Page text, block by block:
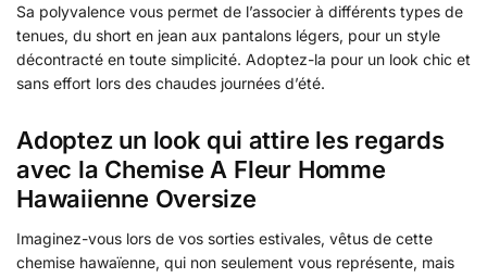
Sa polyvalence vous permet de l’associer à différents types de
tenues, du short en jean aux pantalons légers, pour un style
décontracté en toute simplicité. Adoptez-la pour un look chic et
sans effort lors des chaudes journées d’été.
Adoptez un look qui attire les regards
avec la Chemise A Fleur Homme
Hawaiienne Oversize
Imaginez-vous lors de vos sorties estivales, vêtus de cette
chemise hawaïenne, qui non seulement vous représente, mais